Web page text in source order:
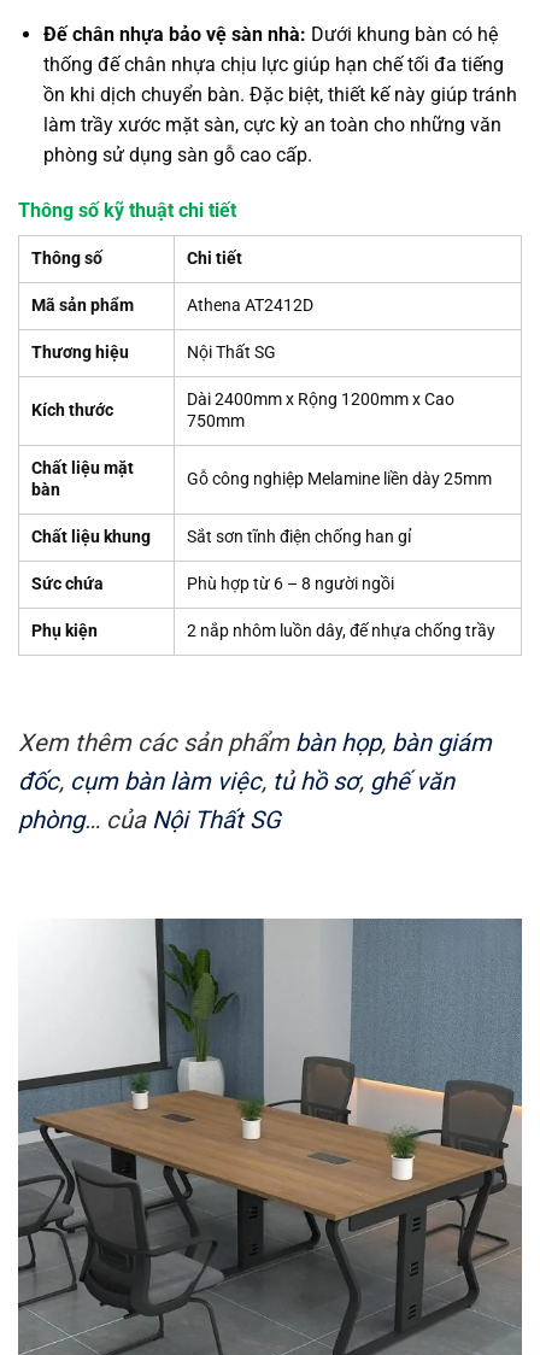
Đế chân nhựa bảo vệ sàn nhà: Dưới khung bàn có hệ
thống đế chân nhựa chịu lực giúp hạn chế tối đa tiếng
ồn khi dịch chuyển bàn. Đặc biệt, thiết kế này giúp tránh
làm trầy xước mặt sàn, cực kỳ an toàn cho những văn
phòng sử dụng sàn gỗ cao cấp.
Thông số kỹ thuật chi tiết
Thông số Chi tiết
Mã sản phẩm Athena AT2412D
Thương hiệu Nội Thất SG
Kích thước
Dài 2400mm x Rộng 1200mm x Cao
750mm
Chất liệu mặt
bàn
Gỗ công nghiệp Melamine liền dày 25mm
Chất liệu khung Sắt sơn tĩnh điện chống han gỉ
Sức chứa Phù hợp từ 6 – 8 người ngồi
Phụ kiện 2 nắp nhôm luồn dây, đế nhựa chống trầy
Xem thêm các sản phẩm bàn họp, bàn giám
đốc, cụm bàn làm việc, tủ hồ sơ, ghế văn
phòng… của Nội Thất SG